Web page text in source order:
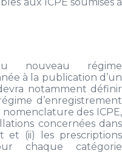
nouveau régime
à la publication d’un
notamment définir
d’enregistrement
des ICPE,
concernées dans
et (ii) les prescriptions
chaque catégorie